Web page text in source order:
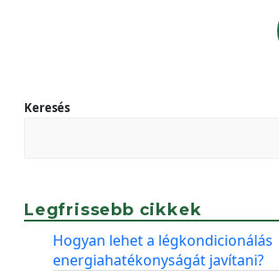
Keresés
Legfrissebb cikkek
Hogyan lehet a légkondicionálás
energiahatékonyságát javítani?